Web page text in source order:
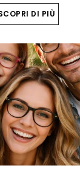
DI PIÙ